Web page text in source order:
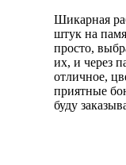
Шикарная
штук на
просто,
их, и через
отличное,
приятные
буду